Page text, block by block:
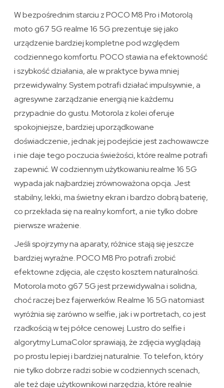
W bezpośrednim starciu z POCO M8 Pro i Motorolą
moto g67 5G realme 16 5G prezentuje się jako
urządzenie bardziej kompletne pod względem
codziennego komfortu. POCO stawia na efektowność
i szybkość działania, ale w praktyce bywa mniej
przewidywalny. System potrafi działać impulsywnie, a
agresywne zarządzanie energią nie każdemu
przypadnie do gustu. Motorola z kolei oferuje
spokojniejsze, bardziej uporządkowane
doświadczenie, jednak jej podejście jest zachowawcze
i nie daje tego poczucia świeżości, które realme potrafi
zapewnić. W codziennym użytkowaniu realme 16 5G
wypada jak najbardziej zrównoważona opcja. Jest
stabilny, lekki, ma świetny ekran i bardzo dobrą baterię,
co przekłada się na realny komfort, a nie tylko dobre
pierwsze wrażenie.
Jeśli spojrzymy na aparaty, różnice stają się jeszcze
bardziej wyraźne. POCO M8 Pro potrafi zrobić
efektowne zdjęcia, ale często kosztem naturalności.
Motorola moto g67 5G jest przewidywalna i solidna,
choć raczej bez fajerwerków. Realme 16 5G natomiast
wyróżnia się zarówno w selfie, jak i w portretach, co jest
rzadkością w tej półce cenowej. Lustro do selfie i
algorytmy LumaColor sprawiają, że zdjęcia wyglądają
po prostu lepiej i bardziej naturalnie. To telefon, który
nie tylko dobrze radzi sobie w codziennych scenach,
ale też daje użytkownikowi narzędzia, które realnie